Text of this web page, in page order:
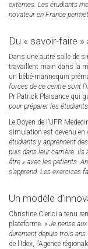
externes. Les étudiants
novateur en France
Du « savoir-faire
Dans une autre salle de
travaillent main dans la
un bébé-mannequin
forces de ce centre sont
Pr Patrick Plaisance qui
pour préparer les
Le Doyen de l’UFR
simulation est devenu en
étudiants y apprennent
puis dans leur carrière. Ils
être » avec les patients.
s’apprend. Les exercices
Un modèle
Christine Clerici a tenu
plateforme. « Je pense
durement depuis trois
de l’Idex, l’Agence